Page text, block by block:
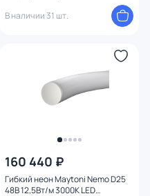
В наличии 31 шт.
160 440 ₽
Гибкий неон Maytoni Nemo D25
48В 12,5Вт/м 3000К LED